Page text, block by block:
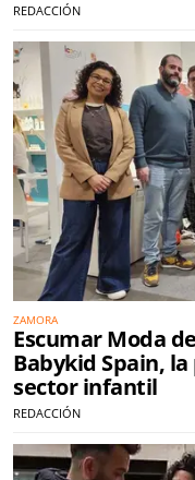
REDACCIÓN
ZAMORA
Escumar Moda
Babykid Spain,
sector infantil
REDACCIÓN